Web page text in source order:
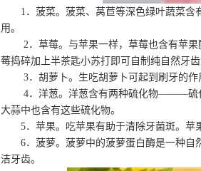
1．菠菜。菠菜、莴苣等深色绿叶蔬菜
用。
2．草莓。与苹果一样，草莓也含有苹果
莓捣碎加上半茶匙小苏打即可自制纯自然牙齿
3．胡萝卜。生吃胡萝卜可起到刷牙的作
4．洋葱。洋葱含有两种硫化物———硫代
大蒜中也含有这些硫化物。
5．苹果。吃苹果有助于清除牙菌斑。苹
6．菠萝。菠萝中的菠萝蛋白酶是一种
洁牙齿。